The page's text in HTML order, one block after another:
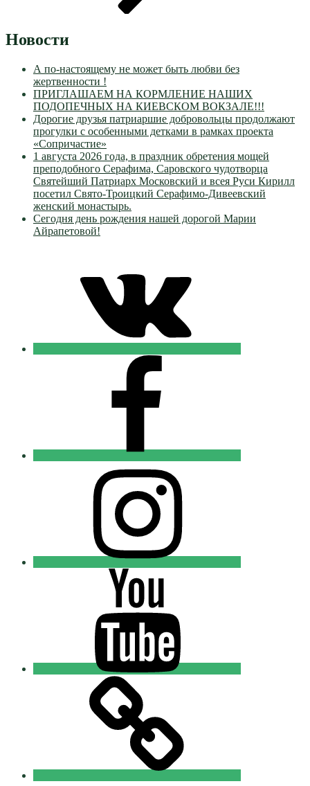
Новости
А по-настоящему не может быть любви без
жертвенности !
ПРИГЛАШАЕМ НА КОРМЛЕНИЕ НАШИХ
ПОДОПЕЧНЫХ НА КИЕВСКОМ ВОКЗАЛЕ!!!
Дорогие друзья патриаршие добровольцы продолжают
прогулки с особенными детками в рамках проекта
«Сопричастие»
1 августа 2026 года, в праздник обретения мощей
преподобного Серафима, Саровского чудотворца
Святейший Патриарх Московский и всея Руси Кирилл
посетил Свято-Троицкий Серафимо-Дивеевский
женский монастырь.
Сегодня день рождения нашей дорогой Марии
Айрапетовой!
Добровольцы
Православные
Добровольцы
Православные
Добровольцы